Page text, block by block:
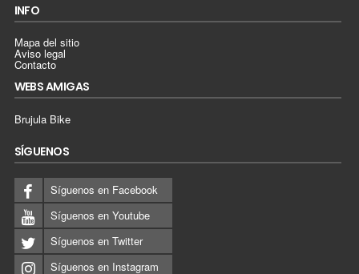
INFO
Mapa del sitio
Aviso legal
Contacto
WEBS AMIGAS
Brujula Bike
SÍGUENOS
Síguenos en Facebook
Síguenos en Youtube
Síguenos en Twitter
Síguenos en Instagram